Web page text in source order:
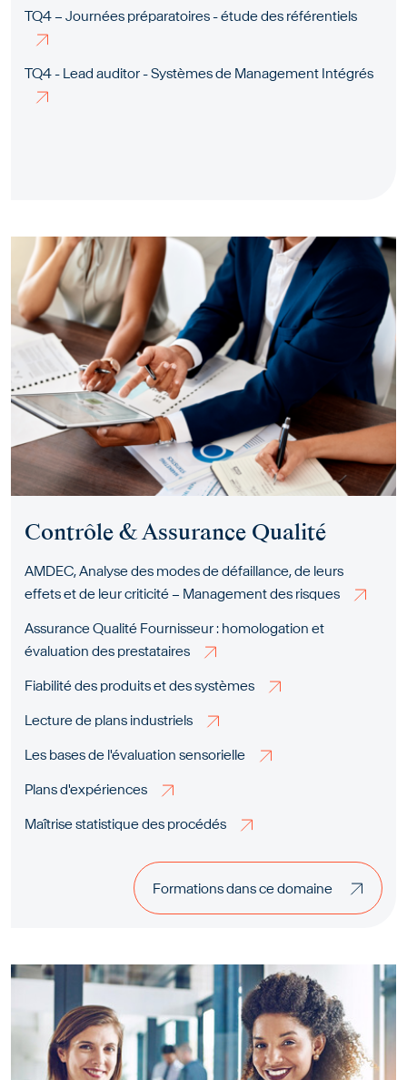
TQ4 – Journées préparatoires - étude des référentiels
TQ4 - Lead auditor - Systèmes de Management Intégrés
Contrôle & Assurance Qualité
AMDEC, Analyse des modes de défaillance, de leurs
effets et de leur criticité – Management des risques
Assurance Qualité Fournisseur : homologation et
évaluation des prestataires
Fiabilité des produits et des systèmes
Lecture de plans industriels
Les bases de l'évaluation sensorielle
Plans d'expériences
Maîtrise statistique des procédés
Formations dans ce domaine
Formations dans ce domaine